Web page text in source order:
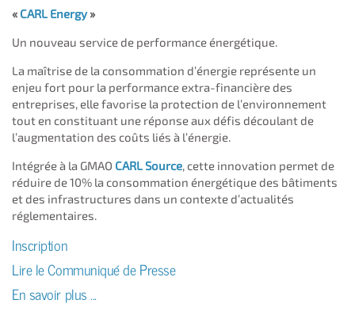
« CARL Energy»
Un nouveau service de performance énergétique.
La maîtrise de la consommation d’énergie représente un
enjeu fort pour la performance extra-financière des
entreprises, elle favorise la protection de l’environnement
tout en constituant une réponse aux défis découlant de
l’augmentation des coûts liés à l’énergie.
Intégrée à la GMAO CARL Source , cette innovation permet de
réduire de 10% la consommation énergétique des bâtiments
et des infrastructures dans un contexte d’actualités
réglementaires.
Inscription
Lire le Communiqué de Presse
En savoir plus ...